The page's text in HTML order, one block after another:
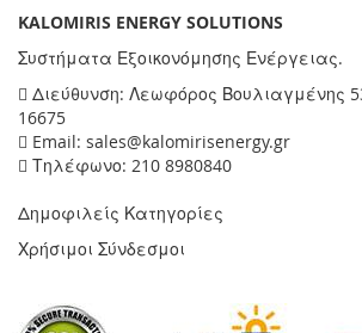
KALOMIRIS ENERGY SOLUTIONS
Συστήματα Εξοικονόμησης Ενέργειας.
Διεύθυνση: Λεωφόρος Βουλιαγμένης
16675
Email: sales@kalomirisenergy.gr
Τηλέφωνο: 210 8980840
Δημοφιλείς Κατηγορίες
Χρήσιμοι Σύνδεσμοι